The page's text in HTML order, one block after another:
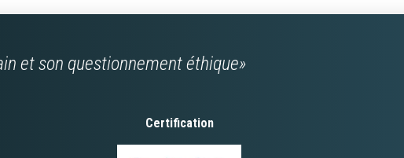
et son questionnement éthique»
Certification